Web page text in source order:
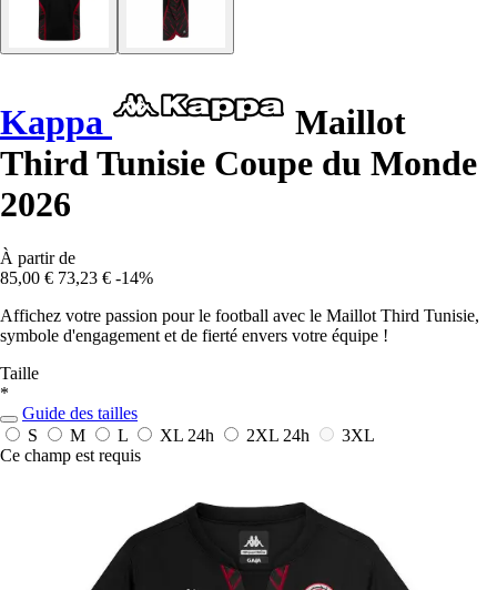
Kappa
Maillot
Third Tunisie Coupe du Monde
2026
À partir de
85,00 € 73,23 € -14%
Affichez votre passion pour le football avec le Maillot Third Tunisie,
symbole d'engagement et de fierté envers votre équipe !
Taille
*
Guide des tailles
S
M L XL 24h 2XL 24h
3XL
Ce champ est requis